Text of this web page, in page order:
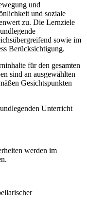
und
und soziale
zu. Die Lernziele
sowie im
Berücksichtigung.
für den gesamten
sind an ausgewählten
Gesichtspunkten
Unterricht
werden im